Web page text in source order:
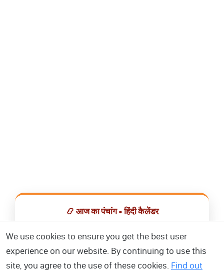
📿 आज का पंचांग • हिंदी कैलेंडर
📅 हिंदी कैलेंडर ऐप डाउनलोड करें
We use cookies to ensure you get the best user
experience on our website. By continuing to use this
site, you agree to the use of these cookies. Find out